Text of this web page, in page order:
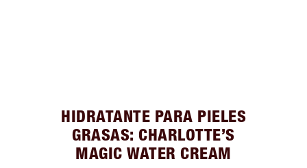
HIDRATANTE PARA PIELES
GRASAS: CHARLOTTE’S
MAGIC WATER CREAM